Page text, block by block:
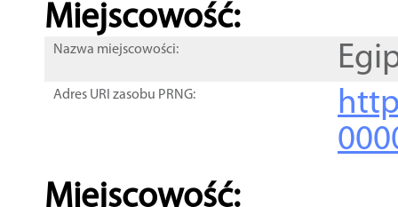
Miejscowość:
Nazwa miejscowości:
Adres URI zasobu PRNG:
Miejscowość: